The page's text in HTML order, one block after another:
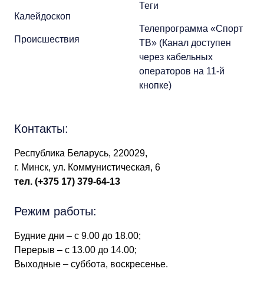
Калейдоскоп
Происшествия
Теги
Телепрограмма «Спорт
ТВ» (Канал доступен
через кабельных
операторов на 11-й
кнопке)
Контакты:
Республика Беларусь, 220029,
г. Минск, ул. Коммунистическая, 6
тел. (+375 17) 379-64-13
Режим работы:
Будние дни – с 9.00 до 18.00;
Перерыв – с 13.00 до 14.00;
Выходные – суббота, воскресенье.